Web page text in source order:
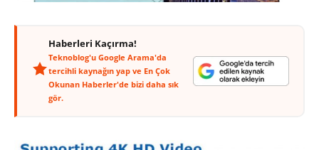
Haberleri Kaçırma!
Teknoblog'u Google Arama'da
tercihli kaynağın yap ve En Çok
Okunan Haberler'de bizi daha sık
gör.